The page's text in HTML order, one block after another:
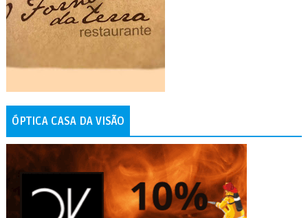
ÓPTICA CASA DA VISÃO